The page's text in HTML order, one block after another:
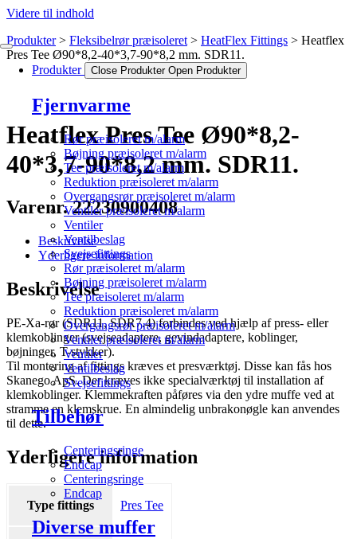
Videre til indhold
Produkter Close Produkter Open Produkter
Fjernvarme
Rør præisoleret m/alarm
Bøjning præisoleret m/alarm
Tee præisoleret m/alarm
Reduktion præisoleret m/alarm
Overgangsrør præisoleret m/alarm
Ventiler præisoleret m/alarm
Ventiler
Ventilbeslag
Svejsefittings
Rør præisoleret m/alarm
Bøjning præisoleret m/alarm
Tee præisoleret m/alarm
Reduktion præisoleret m/alarm
Overgangsrør præisoleret m/alarm
Ventiler præisoleret m/alarm
Ventiler
Ventilbeslag
Svejsefittings
Tilbehør
Centeringsringe
Endcap
Centeringsringe
Endcap
Diverse muffer
Produkter Fleksibelrør præisoleret HeatFlex Fittings
Heatflex
Pres Tee Ø90*8,2-40*3,7-90*8,2 mm. SDR11.
Heatflex Pres Tee Ø90*8,2-
40*3,7-90*8,2 mm. SDR11.
Varenr. 22230900408
Beskrivelse
Yderligere information
Beskrivelse
PE-Xa-rør (SDR11, SDR7.4) forbindes ved hjælp af press- eller
klemkoblinger (svejseadaptere, gevindadaptere, koblinger,
bøjninger, T-stykker).
Til montering af fittings kræves et presværktøj. Disse kan fås hos
Skanego ApS. Der kræves ikke specialværktøj til installation af
klemkoblinger. Klemmekraften påføres via den ydre muffe ved at
stramme en klemskrue. En almindelig unbrakonøgle kan anvendes
til dette.
Yderligere information
Type fittings Pres Tee